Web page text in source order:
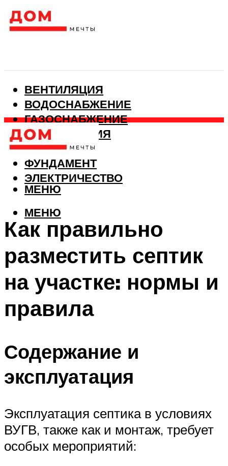
ВЕНТИЛЯЦИЯ
ВОДОСНАБЖЕНИЕ
ГАЗОСНАБЖЕНИЕ
КАНАЛИЗАЦИЯ
ОТОПЛЕНИЕ
ФУНДАМЕНТ
ЭЛЕКТРИЧЕСТВО
МЕНЮ
МЕНЮ
Как правильно
разместить септик
на участке: нормы и
правила
Содержание и
эксплуатация
Эксплуатация септика в условиях
ВУГВ, также как и монтаж, требует
особых мероприятий: